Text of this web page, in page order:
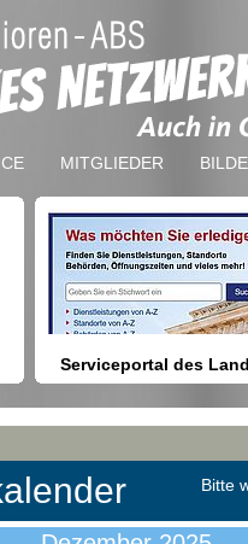
MITGLIEDER
Serviceportal des
Berlin
Anmeldung bei Ämtern usw.
Bitte